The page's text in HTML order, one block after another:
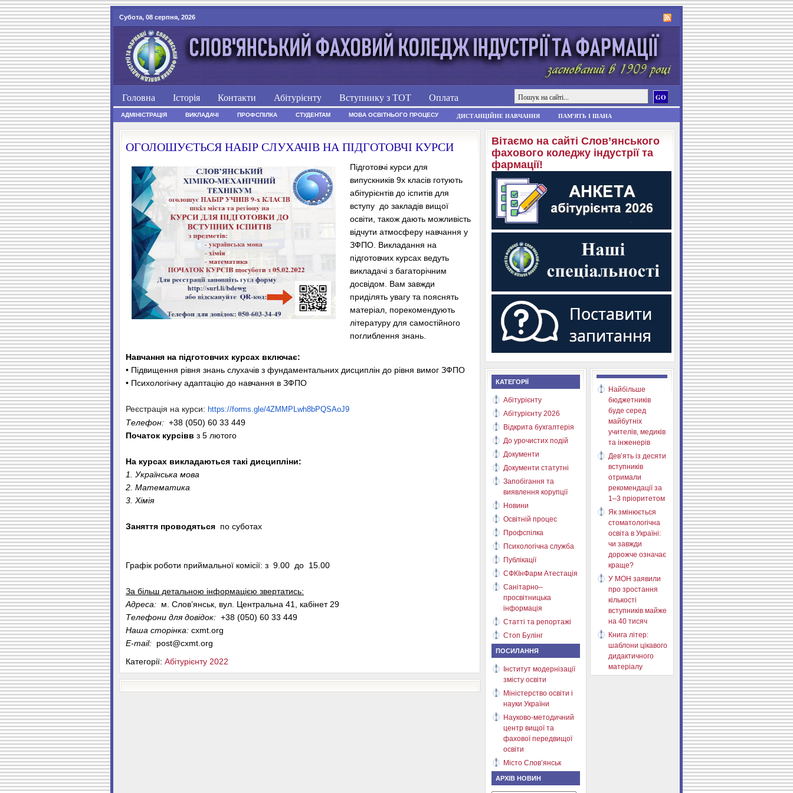
Субота, 08 серпня, 2026
Головна Історія Контакти Абітурієнту Вступнику з ТОТ Оплата
АДМІНІСТРАЦІЯ ВИКЛАДАЧІ ПРОФСПІЛКА СТУДЕНТАМ МОВА ОСВІТНЬОГО ПРОЦЕСУ ДИСТАНЦІЙНЕ НАВЧАННЯ ПАМ'ЯТЬ І ШАНА
ОГОЛОШУЄТЬСЯ НАБІР СЛУХАЧІВ НА ПІДГОТОВЧІ КУРСИ
Підготовчі курси для
випускників 9х класів готують
абітурієнтів до іспитів для
вступу до закладів вищої
освіти, також дають можливість
відчути атмосферу навчання у
ЗФПО. Викладання на
підготовчих курсах ведуть
викладачі з багаторічним
досвідом. Вам завжди
приділять увагу та пояснять
матеріал, порекомендують
літературу для самостійного
поглиблення знань.
Навчання на підготовчих курсах включає:
• Підвищення рівня знань слухачів з фундаментальних дисциплін до рівня вимог ЗФПО
• Психологічну адаптацію до навчання в ЗФПО
Реєстрація на курси: https://forms.gle/4ZMMPLwh8bPQSAoJ9
Телефон: +38 (050) 60 33 449
Початок курсівв з 5 лютого
На курсах викладаються такі дисципліни:
1. Українська мова
2. Математика
3. Хімія
Заняття проводяться по суботах
Графік роботи приймальної комісії: з 9.00 до 15.00
За більш детальною інформацією звертатись:
Адреса: м. Слов’янськ, вул. Центральна 41, кабінет 29
Телефони для довідок: +38 (050) 60 33 449
Наша сторінка: cxmt.org
E-mail: post@cxmt.org
Категорії: Абітурієнту 2022
Вітаємо на сайті Слов’янського
фахового коледжу індустрії та
фармації!
КАТЕГОРІЇ
Абітурієнту
Абітурієнту 2026
Відкрита бухгалтерія
До урочистих подій
Документи
Документи статутні
Запобігання та
виявлення корупції
Новини
Освітній процес
Профспілка
Психологічна служба
Публікації
СФКІнФарм Атестація
Санітарно–
просвітницька
інформація
Статті та репортажі
Стоп Булінг
ПОСИЛАННЯ
Інститут модернізації
змісту освіти
Міністерство освіти і
науки України
Науково-методичний
центр вищої та
фахової передвищої
освіти
Місто Слов’янськ
АРХІВ НОВИН
Найбільше
бюджетників
буде серед
майбутніх
учителів, медиків
та інженерів
Дев’ять із десяти
вступників
отримали
рекомендації за
1–3 пріоритетом
Як змінюється
стоматологічна
освіта в Україні:
чи завжди
дорожче означає
краще?
У МОН заявили
про зростання
кількості
вступників майже
на 40 тисяч
Книга літер:
шаблони цікавого
дидактичного
матеріалу